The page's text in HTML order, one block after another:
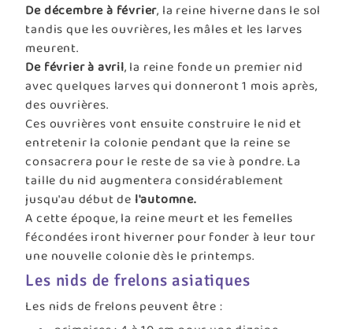
De décembre à février, la reine hiverne dans le sol
tandis que les ouvrières, les mâles et les larves
meurent.
De février à avril, la reine fonde un premier nid
avec quelques larves qui donneront 1 mois après,
des ouvrières.
Ces ouvrières vont ensuite construire le nid et
entretenir la colonie pendant que la reine se
consacrera pour le reste de sa vie à pondre. La
taille du nid augmentera considérablement
jusqu'au début de l'automne.
A cette époque, la reine meurt et les femelles
fécondées iront hiverner pour fonder à leur tour
une nouvelle colonie dès le printemps.
Les nids de frelons asiatiques
Les nids de frelons peuvent être :